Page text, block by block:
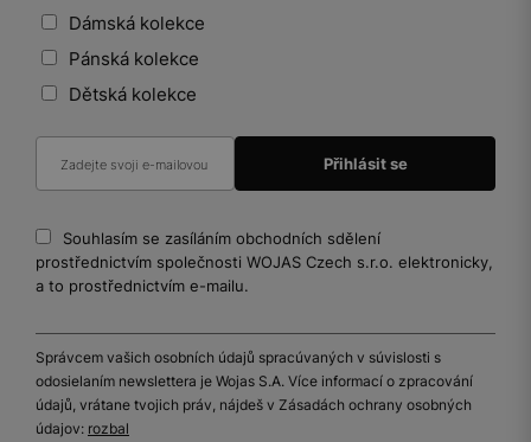
Dámská kolekce
Pánská kolekce
Dětská kolekce
Souhlasím se zasíláním obchodních sdělení
prostřednictvím společnosti WOJAS Czech s.r.o. elektronicky,
a to prostřednictvím e-mailu.
Správcem vašich osobních údajů spracúvaných v súvislosti s
odosielaním newslettera je Wojas S.A. Více informací o zpracování
údajů, vrátane tvojich práv, nájdeš v Zásadách ochrany osobných
údajov: rozbal